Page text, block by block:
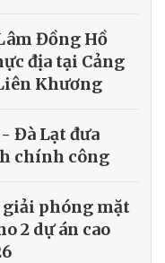
Đồng Hồ
địa tại Cảng
Khương
Đà Lạt đưa
chính công
phóng mặt
2 dự án cao